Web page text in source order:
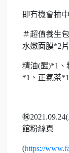
即有機會抽
＃超值養生
水嫩面膜*2
精油(醒)*1、
*1、正氣茶*1
㊗
館粉絲頁
(https://